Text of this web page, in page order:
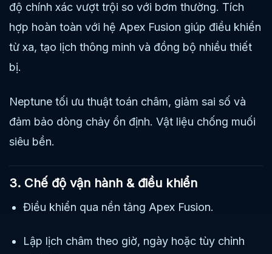
độ chính xác vượt trội so với bơm thường. Tích
hợp hoàn toàn với hệ Apex Fusion giúp điều khiển
từ xa, tạo lịch thông minh và đồng bộ nhiều thiết
bị.
Neptune tối ưu thuật toán châm, giảm sai số và
đảm bảo dòng chảy ổn định. Vật liệu chống muối
siêu bền.
3. Chế độ vận hành & điều khiển
Điều khiển qua nền tảng Apex Fusion.
Lập lịch châm theo giờ, ngày hoặc tùy chỉnh